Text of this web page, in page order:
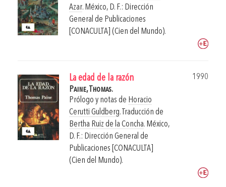
Azar. México, D. F.: Dirección
General de Publicaciones
[CONACULTA] (Cien del Mundo).
La edad de la razón
1990
Paine, Thomas.
Prólogo y notas de Horacio
Cerutti Guldberg. Traducción de
Bertha Ruiz de la Concha. México,
D. F.: Dirección General de
Publicaciones [CONACULTA]
(Cien del Mundo).